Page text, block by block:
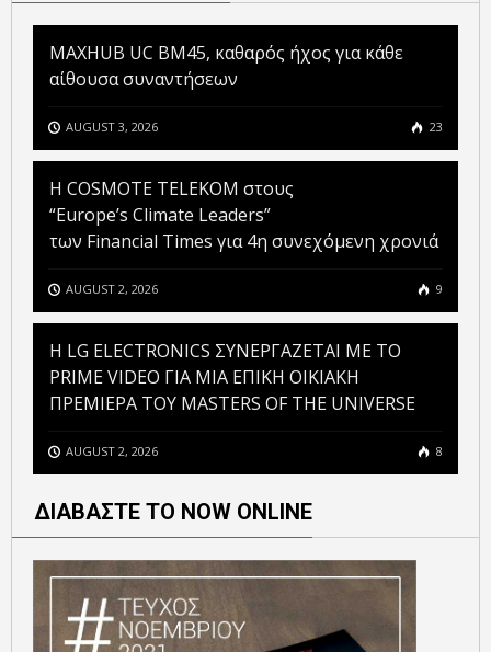
MAXHUB UC BM45, καθαρός ήχος για κάθε
αίθουσα συναντήσεων
AUGUST 3, 2026 23
Η COSMOTE TELEKOM στους
“Europe’s Climate Leaders”
των Financial Times για 4η συνεχόμενη χρονιά
AUGUST 2, 2026 9
H LG ELECTRONICS ΣΥΝΕΡΓΑΖΕΤΑΙ ΜΕ ΤΟ
PRIME VIDEO ΓΙΑ ΜΙΑ ΕΠΙΚΗ ΟΙΚΙΑΚΗ
ΠΡΕΜΙΕΡΑ ΤΟΥ MASTERS OF THE UNIVERSE
AUGUST 2, 2026 8
ΔΙΑΒΑΣΤΕ ΤΟ NOW ONLINE